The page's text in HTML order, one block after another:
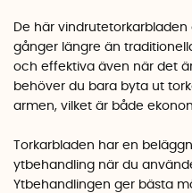
De här
gånger längre än
och effektiva även när det
behöver du bara byta ut
armen, vilket är både
Torkarbladen har en
ytbehandling när du
Ytbehandlingen ger bästa